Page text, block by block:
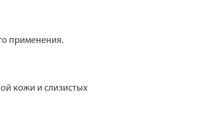
применения.
кожи и слизистых